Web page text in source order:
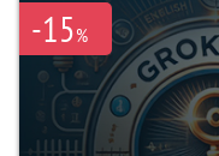
-15%